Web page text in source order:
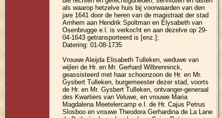
als waarop hetzelve huis bij voorwaarden van den
jare 1641 door de heren van de magistraat der stad
Arnhem aan Hendrik Spoltman en Elysabeth van
Osenbrugge e.l. is verkocht en aan dezelve op 29-
04-1643 getransporteerd is [enz.];
Datering: 01-08-1735
Vrouwe Aleijda Elisabeth Tulleken, weduwe van
wijlen de Hr. en Mr. Gerhard Wilbrenninck,
geassisteerd met haar schoonzoon de Hr. en Mr.
Gysbert Tulleken, burgemeester dezer stad, voorts
de Hr. en Mr. Gysbert Tulleken, ontvanger-generaal
des Kwartiers van Veluwe, en vrouwe Maria
Magdalena Meetelercamp e.l. de Hr. Cajus Petrus
Slosboo en vrouwe Theodora Gerhardina de La Lane